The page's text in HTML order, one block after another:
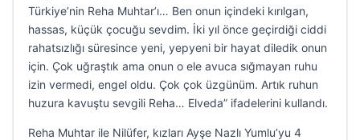
Türkiye’nin Reha Muhtar’ı… Ben onun içindeki kırılgan,
hassas, küçük çocuğu sevdim. İki yıl önce geçirdiği ciddi
rahatsızlığı süresince yeni, yepyeni bir hayat diledik onun
için. Çok uğraştık ama onun o ele avuca sığmayan ruhu
izin vermedi, engel oldu. Çok çok üzgünüm. Artık ruhun
huzura kavuştu sevgili Reha… Elveda” ifadelerini kullandı.
Reha Muhtar ile Nilüfer, kızları Ayşe Nazlı Yumlu’yu 4